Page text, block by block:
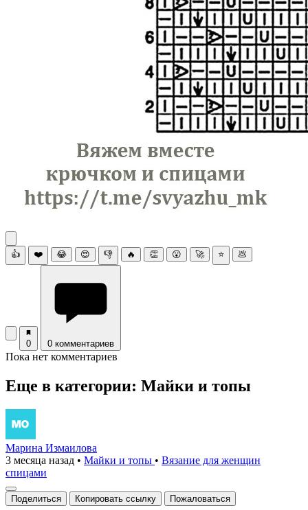
👍 ❤️ 😂 😍 👎 🔥 👏 😮 🚀 ⭐ 💩
0 0 комментариев
Пока нет комментариев
Еще в категории: Майки и топы
Марина Измаилова
3 месяца назад • Майки и топы • Вязание для женщин
спицами
Поделиться Копировать ссылку Пожаловаться